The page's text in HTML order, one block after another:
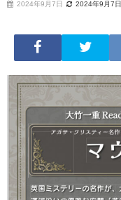
2024年9月7日 2024年9月7日